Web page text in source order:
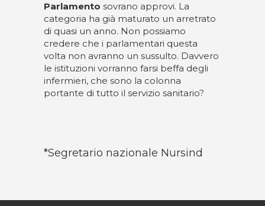
Parlamento sovrano approvi. La
categoria ha già maturato un arretrato
di quasi un anno. Non possiamo
credere che i parlamentari questa
volta non avranno un sussulto. Davvero
le istituzioni vorranno farsi beffa degli
infermieri, che sono la colonna
portante di tutto il servizio sanitario?
*Segretario nazionale Nursind